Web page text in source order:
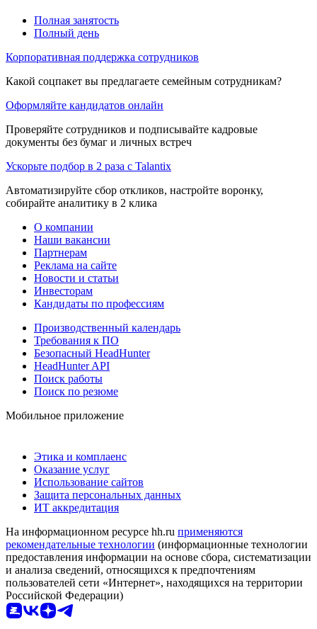
Полная занятость
Полный день
Корпоративная поддержка сотрудников
Какой соцпакет вы предлагаете семейным сотрудникам?
Оформляйте кандидатов онлайн
Проверяйте сотрудников и подписывайте кадровые
документы без бумаг и личных встреч
Ускорьте подбор в 2 раза с Talantix
Автоматизируйте сбор откликов, настройте воронку,
собирайте аналитику в 2 клика
О компании
Наши вакансии
Партнерам
Реклама на сайте
Новости и статьи
Инвесторам
Кандидаты по профессиям
Производственный календарь
Требования к ПО
Безопасный HeadHunter
HeadHunter API
Поиск работы
Поиск по резюме
Мобильное приложение
Этика и комплаенс
Оказание услуг
Использование сайтов
Защита персональных данных
ИТ аккредитация
На информационном ресурсе hh.ru применяются
рекомендательные технологии (информационные технологии
предоставления информации на основе сбора, систематизации
и анализа сведений, относящихся к предпочтениям
пользователей сети «Интернет», находящихся на территории
Российской Федерации)